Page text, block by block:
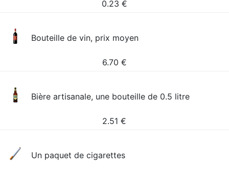
0.23 €
Bouteille de vin, prix moyen
6.70 €
Bière artisanale, une bouteille de 0.5 litre
2.51 €
Un paquet de cigarettes